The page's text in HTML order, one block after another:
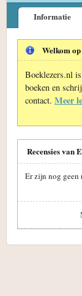
Informatie
Welkom
Boeklezers.nl
boeken en
contact. Meer
Recensies van
Er zijn nog geen